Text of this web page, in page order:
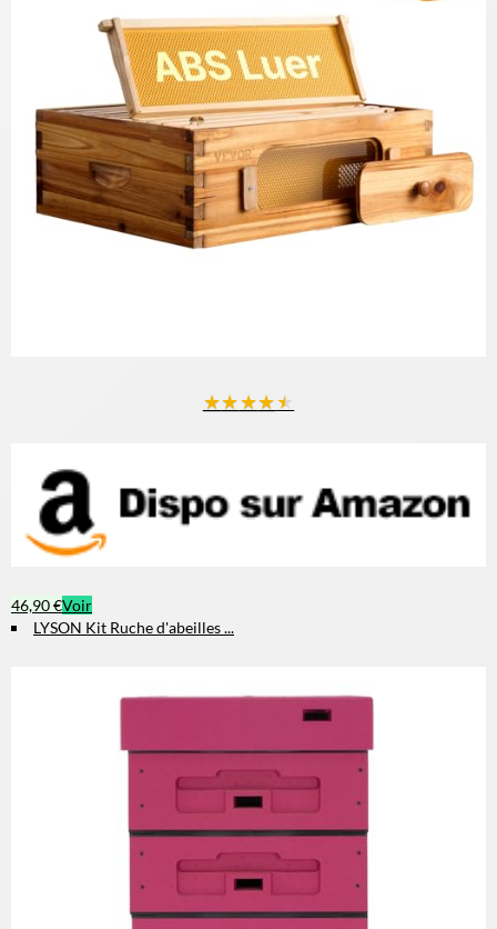
★★★★★
46,90 €Voir
LYSON Kit Ruche d'abeilles ...